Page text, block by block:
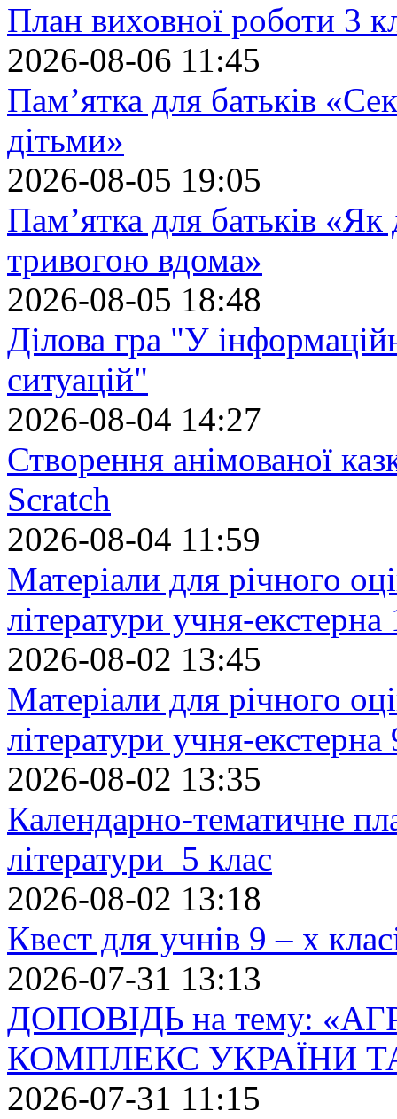
План виховної роботи 3
2026-08-06 11:45
Пам’ятка для батьків
дітьми»
2026-08-05 19:05
Пам’ятка для батьків
тривогою вдома»
2026-08-05 18:48
Ділова гра "У
ситуацій"
2026-08-04 14:27
Створення анімованої
Scratch
2026-08-04 11:59
Матеріали для річного
літератури учня-екстерна
2026-08-02 13:45
Матеріали для річного
літератури учня-екстерна
2026-08-02 13:35
Календарно-тематичне
літератури 5 клас
2026-08-02 13:18
Квест для учнів 9 – х
2026-07-31 13:13
ДОПОВІДЬ на тему:
КОМПЛЕКС УКРАЇНИ
2026-07-31 11:15